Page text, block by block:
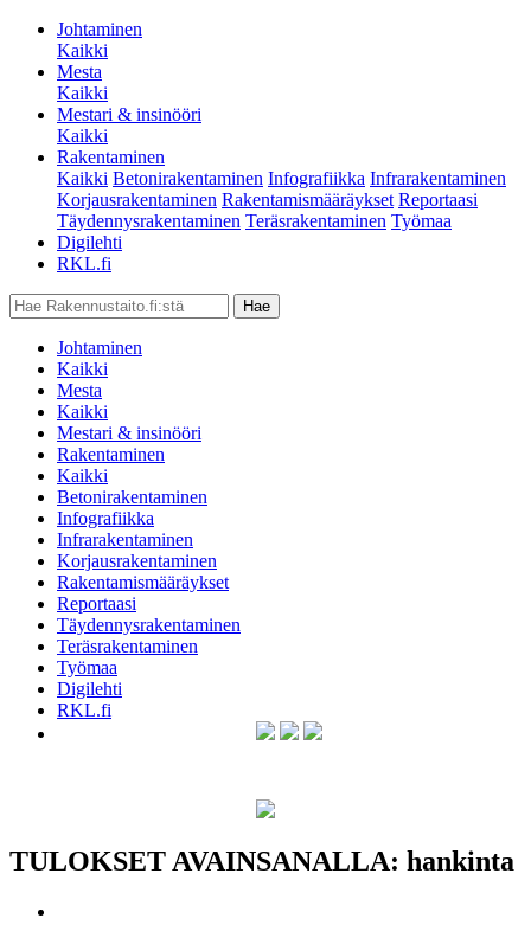
Johtaminen
Kaikki
Mesta
Kaikki
Mestari & insinööri
Kaikki
Rakentaminen
Kaikki Betonirakentaminen Infografiikka Infrarakentaminen
Korjausrakentaminen Rakentamismääräykset Reportaasi
Täydennysrakentaminen Teräsrakentaminen Työmaa
Digilehti
RKL.fi
Johtaminen
Kaikki
Mesta
Kaikki
Mestari & insinööri
Rakentaminen
Kaikki
Betonirakentaminen
Infografiikka
Infrarakentaminen
Korjausrakentaminen
Rakentamismääräykset
Reportaasi
Täydennysrakentaminen
Teräsrakentaminen
Työmaa
Digilehti
RKL.fi
TULOKSET AVAINSANALLA: hankinta